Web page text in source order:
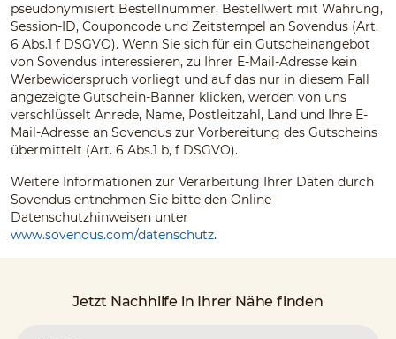
pseudonymisiert Bestellnummer, Bestellwert mit Währung,
Session-ID, Couponcode und Zeitstempel an Sovendus (Art.
6 Abs.1 f DSGVO). Wenn Sie sich für ein Gutscheinangebot
von Sovendus interessieren, zu Ihrer E-Mail-Adresse kein
Werbewiderspruch vorliegt und auf das nur in diesem Fall
angezeigte Gutschein-Banner klicken, werden von uns
verschlüsselt Anrede, Name, Postleitzahl, Land und Ihre E-
Mail-Adresse an Sovendus zur Vorbereitung des Gutscheins
übermittelt (Art. 6 Abs.1 b, f DSGVO).
Weitere Informationen zur Verarbeitung Ihrer Daten durch
Sovendus entnehmen Sie bitte den Online-
Datenschutzhinweisen unter
www.sovendus.com/datenschutz.
Jetzt Nachhilfe in Ihrer Nähe finden